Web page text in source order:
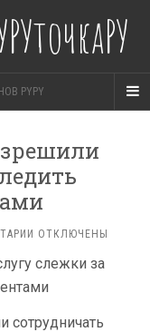
PYPY
К
МТС
И МЕГАФОН
ОРГАНИЗАЦИЯМ
ОТКЛЮЧЕНЫ
сотрудничать